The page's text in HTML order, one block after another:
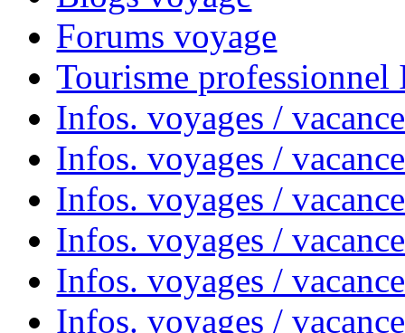
Forums voyage
Tourisme
Infos. voyages /
Infos. voyages /
Infos. voyages /
Infos. voyages /
Infos. voyages /
Infos. voyages /